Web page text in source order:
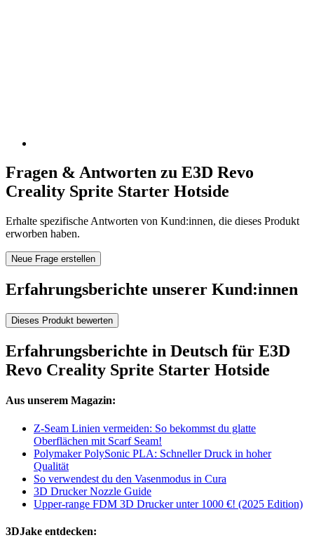
Fragen & Antworten zu E3D Revo
Creality Sprite Starter Hotside
Erhalte spezifische Antworten von Kund:innen, die dieses Produkt
erworben haben.
Neue Frage erstellen
Erfahrungsberichte unserer Kund:innen
Dieses Produkt bewerten
Erfahrungsberichte in Deutsch für E3D
Revo Creality Sprite Starter Hotside
Aus unserem Magazin:
Z-Seam Linien vermeiden: So bekommst du glatte
Oberflächen mit Scarf Seam!
Polymaker PolySonic PLA: Schneller Druck in hoher
Qualität
So verwendest du den Vasenmodus in Cura
3D Drucker Nozzle Guide
Upper-range FDM 3D Drucker unter 1000 €! (2025 Edition)
3DJake entdecken: